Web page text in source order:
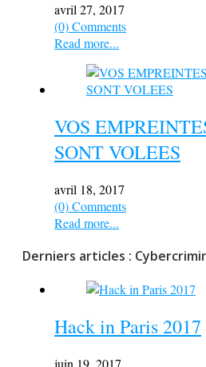
avril 27, 2017
(0) Comments
Read more...
VOS
SONT VOLEES
avril 18, 2017
(0) Comments
Read more...
Derniers articles :
Hack in Paris 2017
juin 19, 2017